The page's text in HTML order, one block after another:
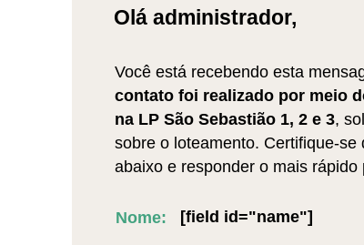
Olá administrador,
Você está recebendo esta
contato foi realizado por meio
na LP São Sebastião 1, 2 e 3,
sobre o loteamento. Certifique-se
abaixo e responder o mais rápido
Nome: [field id="name"]